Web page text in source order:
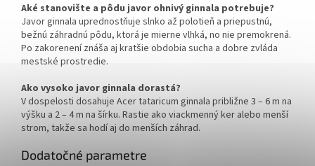
Aké stanovište a pôdu javor ohnivý ginnala potrebuje?
Javor ginnala uprednostňuje slnko až polotieň a priepustnú,
bežnú záhradnú pôdu, ktorá je mierne vlhká, no nie premokrená.
Po zakorenení znáša aj kratšie obdobia sucha a dobre zvláda
mestské prostredie.
Ako vysoko javor ginnala dorastá?
V dospelosti dosahuje Acer tataricum ginnala približne 3 – 6 m na
výšku a 2 – 4 m na šírku. Rastie ako viackmenný ker alebo menší
strom, takže sa hodí aj do menších záhrad.
Dodatočné parametre